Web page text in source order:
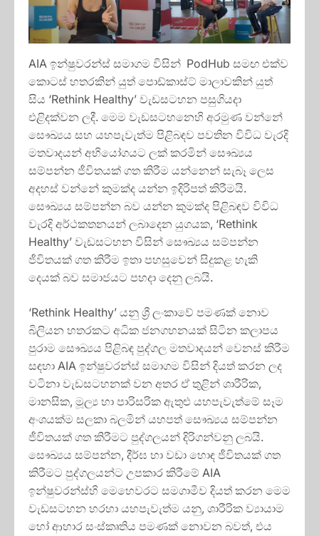
AIA ඉන්ෂුවරන්ස් සමාගම විසින් PodHub සමඟ එක්ව
කොටස් හතරකින් යුත් පොඩ්කාස්ට් මාලාවකින් යුත්
සිය ‘Rethink Healthy’ වැඩසටහන පසුගියදා
එළිදක්වන ලදී. මෙම වැඩසටහනෙහි අරමුණ වන්නේ
සෞඛ්‍යය සහ යහපැවැත්ම පිළිබඳව පවතින විවිධ වැරදි
මතවාදයන් අභියෝගයට ලක් කරමින් සෞඛ්‍යය
සම්පන්න ජීවිතයක් ගත කිරීම යන්නෙන් සැබෑ ලෙස
අදහස් වන්නේ කුමක්ද යන්න ඉදිරිපත් කිරීමයි.
සෞඛ්‍යය සම්පන්න බව යන්න කුමක්ද පිළිබඳව විවිධ
වැරදි අර්ථකතනයන් ලබාදෙන යුගයක, ‘Rethink
Healthy’ වැඩසටහන විසින් සෞඛ්‍යය සම්පන්න
ජීවිතයක් ගත කිරීම ඉතා පහසුවෙන් සිදුකළ හැකි
දෙයක් බව සමාජයට පහදා දෙනු ලබයි.
‘Rethink Healthy’ යනු ශ්‍රී ලංකාවේ පමණක් නොව
බිලියන හතරකට අධික ජනගහනයක් සිටින කලාපය
පුරාම සෞඛ්‍යය පිළිබඳ පුද්ගල මතවාදයන් වෙනස් කිරීම
සඳහා AIA ඉන්ෂුවරන්ස් සමාගම විසින් දියත් කරන ලද
වටිනා වැඩසටහනක් වන අතර ඒ තුළින් ශාරීරික,
මානසික, මූල්‍ය හා පාරිසරික ඇතුළු යහපැවැත්මේ සෑම
අංශයක්ම සලකා බලමින් යහපත් සෞඛ්‍යය සම්පන්න
ජීවිතයක් ගත කිරීමට පුද්ගලයන් දිරිගන්වනු ලබයි.
සෞඛ්‍යය සම්පන්න, දීර්ඝ හා වඩා හොඳ ජීවිතයක් ගත
කිරීමට පුද්ගලයන්ට උපකාර කිරීමේ AIA
ඉන්ෂුවරන්ස්හි මෙහෙවරට සමගාමීව දියත් කරන මෙම
වැඩසටහන හරහා යහපැවැත්ම යනු, ශාරීරික ව්‍යායාම
හෝ ආහාර සංස්කෘතිය පමණක් නොවන බවත්, එය